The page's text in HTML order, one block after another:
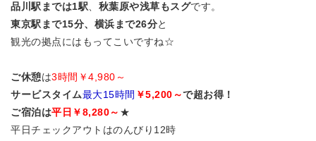
品川駅までは1駅 秋葉原や浅草もスグです。
東京駅まで15分、横浜まで26分と
観光の拠点にはもってこいですね☆
ご休憩は3時間￥4,980～
サービスタイム最大15時間 ￥5,200～で超お得！
ご宿泊は平日￥8,280～ ★
平日チェックアウトはのんびり12時